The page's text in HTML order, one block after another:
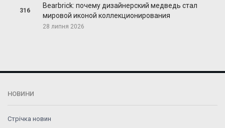
316
Bearbrick: почему дизайнерский медведь стал
мировой иконой коллекционирования
28 липня 2026
НОВИНИ
Стрічка новин